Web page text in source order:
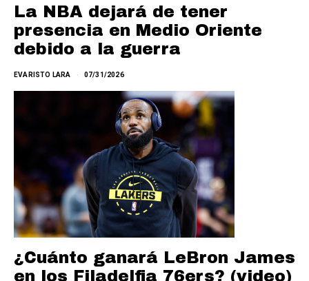
La NBA dejará de tener
presencia en Medio Oriente
debido a la guerra
EVARISTO LARA 07/31/2026
¿Cuánto ganará LeBron James
en los Filadelfia 76ers? (video)